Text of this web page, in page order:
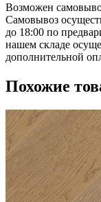
Возможен
Самовывоз
до 18:00 по
нашем складе
дополнительной
Похожие